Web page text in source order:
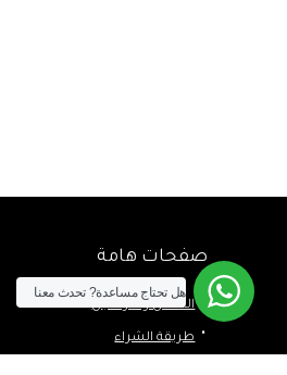
صفحات هامة
الشحن والتوصيل
طريقة الشراء
هل تحتاج مساعدة? تحدث معنا